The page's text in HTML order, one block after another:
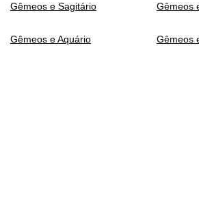
Gêmeos e Sagitário Gêmeos
Gêmeos e Aquário Gêmeos